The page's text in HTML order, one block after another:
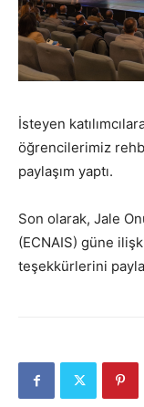
İsteyen
öğrencilerimiz
paylaşım yaptı.
Son olarak, Jale
(ECNAIS) güne
teşekkürlerini